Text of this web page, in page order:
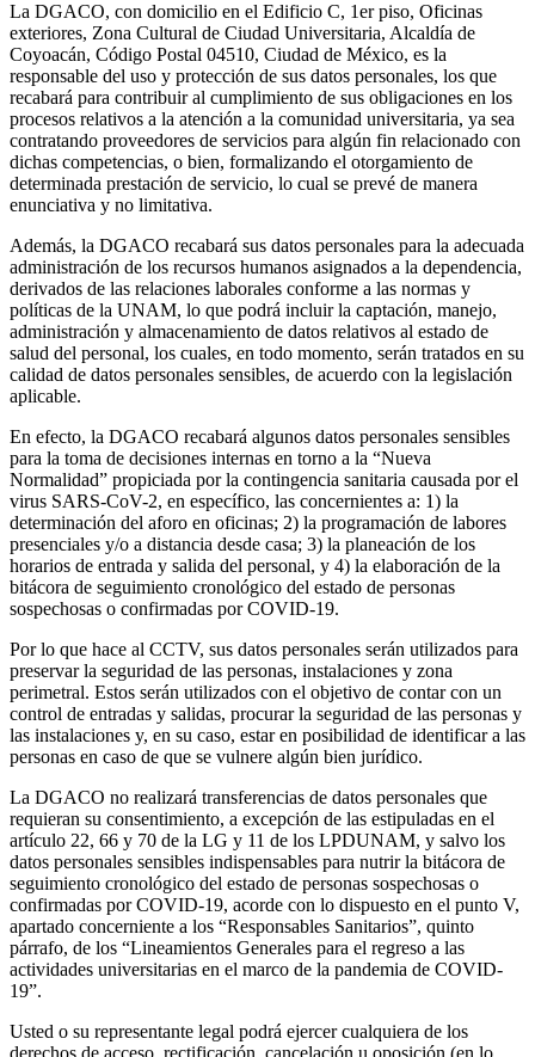
La DGACO, con domicilio en el Edificio C, 1er piso, Oficinas
exteriores, Zona Cultural de Ciudad Universitaria, Alcaldía de
Coyoacán, Código Postal 04510, Ciudad de México, es la
responsable del uso y protección de sus datos personales, los que
recabará para contribuir al cumplimiento de sus obligaciones en los
procesos relativos a la atención a la comunidad universitaria, ya sea
contratando proveedores de servicios para algún fin relacionado con
dichas competencias, o bien, formalizando el otorgamiento de
determinada prestación de servicio, lo cual se prevé de manera
enunciativa y no limitativa.
Además, la DGACO recabará sus datos personales para la adecuada
administración de los recursos humanos asignados a la dependencia,
derivados de las relaciones laborales conforme a las normas y
políticas de la UNAM, lo que podrá incluir la captación, manejo,
administración y almacenamiento de datos relativos al estado de
salud del personal, los cuales, en todo momento, serán tratados en su
calidad de datos personales sensibles, de acuerdo con la legislación
aplicable.
En efecto, la DGACO recabará algunos datos personales sensibles
para la toma de decisiones internas en torno a la “Nueva
Normalidad” propiciada por la contingencia sanitaria causada por el
virus SARS-CoV-2, en específico, las concernientes a: 1) la
determinación del aforo en oficinas; 2) la programación de labores
presenciales y/o a distancia desde casa; 3) la planeación de los
horarios de entrada y salida del personal, y 4) la elaboración de la
bitácora de seguimiento cronológico del estado de personas
sospechosas o confirmadas por COVID-19.
Por lo que hace al CCTV, sus datos personales serán utilizados para
preservar la seguridad de las personas, instalaciones y zona
perimetral. Estos serán utilizados con el objetivo de contar con un
control de entradas y salidas, procurar la seguridad de las personas y
las instalaciones y, en su caso, estar en posibilidad de identificar a las
personas en caso de que se vulnere algún bien jurídico.
La DGACO no realizará transferencias de datos personales que
requieran su consentimiento, a excepción de las estipuladas en el
artículo 22, 66 y 70 de la LG y 11 de los LPDUNAM, y salvo los
datos personales sensibles indispensables para nutrir la bitácora de
seguimiento cronológico del estado de personas sospechosas o
confirmadas por COVID-19, acorde con lo dispuesto en el punto V,
apartado concerniente a los “Responsables Sanitarios”, quinto
párrafo, de los “Lineamientos Generales para el regreso a las
actividades universitarias en el marco de la pandemia de COVID-
19”.
Usted o su representante legal podrá ejercer cualquiera de los